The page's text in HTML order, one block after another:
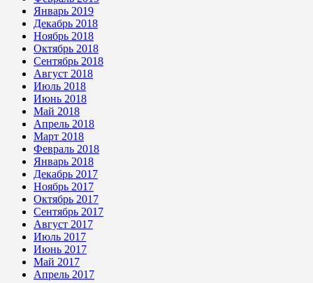
Январь 2019
Декабрь 2018
Ноябрь 2018
Октябрь 2018
Сентябрь 2018
Август 2018
Июль 2018
Июнь 2018
Май 2018
Апрель 2018
Март 2018
Февраль 2018
Январь 2018
Декабрь 2017
Ноябрь 2017
Октябрь 2017
Сентябрь 2017
Август 2017
Июль 2017
Июнь 2017
Май 2017
Апрель 2017